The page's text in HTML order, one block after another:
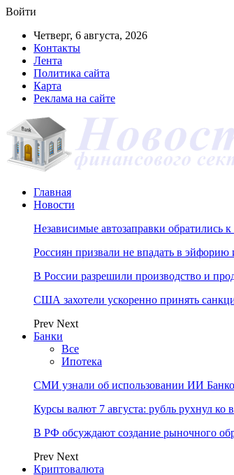
Войти
Четверг, 6 августа, 2026
Контакты
Лента
Политика сайта
Карта
Реклама на сайте
Главная
Новости
Независимые автозаправки обратились
Россиян призвали не впадать в эйфорию
В России разрешили производство и
США захотели ускоренно принять
Prev Next
Банки
Все
Ипотека
СМИ узнали об использовании ИИ
Курсы валют 7 августа: рубль рухнул
В РФ обсуждают создание рыночного
Prev Next
Криптовалюта